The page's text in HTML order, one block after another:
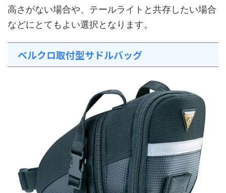
高さがない場合や、テールライトと共存したい場合
などにとてもよい選択となります。
ベルクロ取付型サドルバッグ